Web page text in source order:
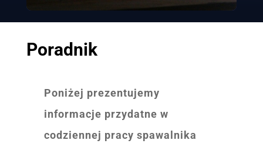
Poradnik
Poniżej prezentujemy
informacje przydatne w
codziennej pracy spawalnika